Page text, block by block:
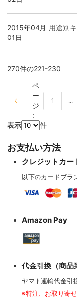
マグネットワイヤー
プラグ付きケーブル
その他特殊電線
産業電線 特価処分品
クリーナー・メンテ
はんだ・工具
アナログフォノケーブ
アナログアクセサリー
オーディオ機器配線
ヘッドホン・イヤホ
ヘッドホン・イヤホ
オーディオ用プラ
2015年04月
01日
用途別
270件の221-230
ペ
ー
ジ
:
1 ...
表示 件
お支払い方法
クレジットカー
以下のカードブラ
Amazon Pay
代金引換（商品
ヤマト運輸代金引
※特注、お取り寄